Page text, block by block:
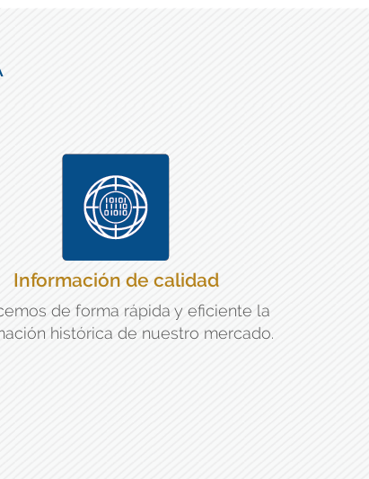
Información de calidad
de forma rápida y eficiente la
histórica de nuestro mercado.